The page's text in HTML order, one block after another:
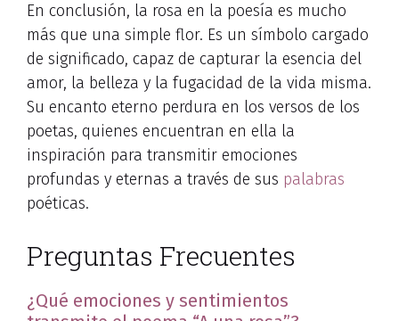
En conclusión, la rosa en la poesía es mucho
más que una simple flor. Es un símbolo cargado
de significado, capaz de capturar la esencia del
amor, la belleza y la fugacidad de la vida misma.
Su encanto eterno perdura en los versos de los
poetas, quienes encuentran en ella la
inspiración para transmitir emociones
profundas y eternas a través de sus palabras
poéticas.
Preguntas Frecuentes
¿Qué emociones y sentimientos